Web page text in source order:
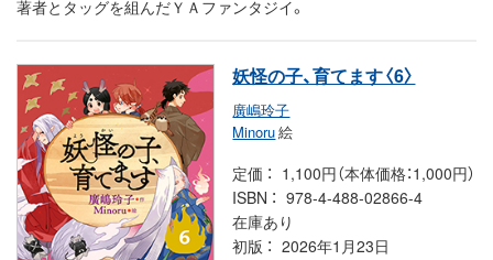
著者とタッグを組んだＹＡファンタジイ。
妖怪の子、育てます〈6〉
廣嶋玲子
Minoru絵
定価
1,100円（本体価格：1,000円）
ISBN
978-4-488-02866-4
在庫あり
初版
2026年1月23日